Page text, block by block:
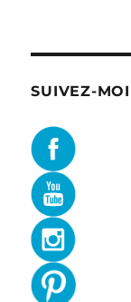
SUIVEZ-MOI